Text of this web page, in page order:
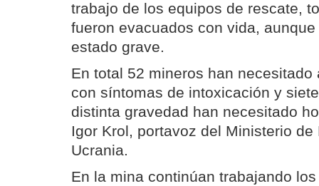
trabajo de los equipos de rescate,
fueron evacuados con vida,
estado grave.
En total 52 mineros han
con síntomas de intoxicación y
distinta gravedad han necesitado
Igor Krol, portavoz del Ministerio
Ucrania.
En la mina continúan trabajando